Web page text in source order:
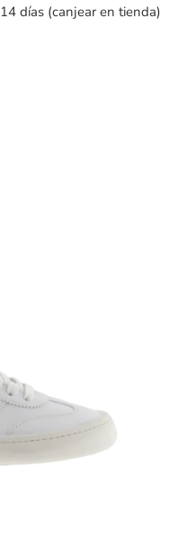
14 días (canjear en tienda)